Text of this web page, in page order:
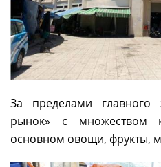
За пределами главного
рынок» с множеством
основном овощи, фрукты,